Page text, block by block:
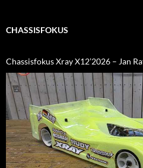
CHASSISFOKUS
Chassisfokus Xray X12’2026 – Jan